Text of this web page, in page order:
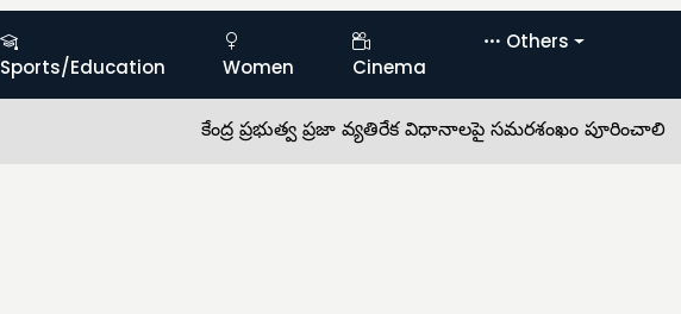
Sports/Education Women Cinema
Others
కేంద్ర ప్రభుత్వ ప్రజా వ్యతిరేక విధానాలపై సమరశంఖం పూరించాలి •